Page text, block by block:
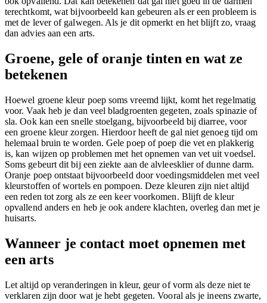
terechtkomt, wat bijvoorbeeld kan gebeuren als er een probleem is
met de lever of galwegen. Als je dit opmerkt en het blijft zo, vraag
dan advies aan een arts.
Groene, gele of oranje tinten en wat ze
betekenen
Hoewel groene kleur poep soms vreemd lijkt, komt het regelmatig
voor. Vaak heb je dan veel bladgroenten gegeten, zoals spinazie of
sla. Ook kan een snelle stoelgang, bijvoorbeeld bij diarree, voor
een groene kleur zorgen. Hierdoor heeft de gal niet genoeg tijd om
helemaal bruin te worden. Gele poep of poep die vet en plakkerig
is, kan wijzen op problemen met het opnemen van vet uit voedsel.
Soms gebeurt dit bij een ziekte aan de alvleesklier of dunne darm.
Oranje poep ontstaat bijvoorbeeld door voedingsmiddelen met veel
kleurstoffen of wortels en pompoen. Deze kleuren zijn niet altijd
een reden tot zorg als ze een keer voorkomen. Blijft de kleur
opvallend anders en heb je ook andere klachten, overleg dan met je
huisarts.
Wanneer je contact moet opnemen met
een arts
Let altijd op veranderingen in kleur, geur of vorm als deze niet te
verklaren zijn door wat je hebt gegeten. Vooral als je ineens zwarte,